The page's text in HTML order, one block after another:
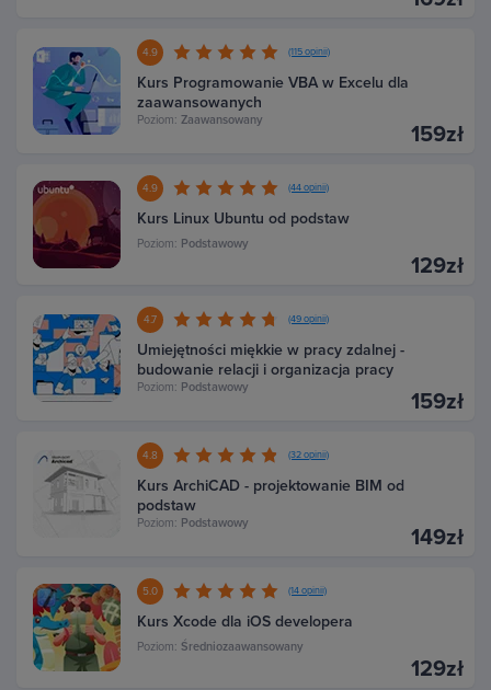
4.9 (115 opinii)
Kurs Programowanie VBA w Excelu dla
zaawansowanych
Poziom: Zaawansowany
159zł
4.9 (44 opinii)
Kurs Linux Ubuntu od podstaw
Poziom: Podstawowy
129zł
4.7 (49 opinii)
Umiejętności miękkie w pracy zdalnej -
budowanie relacji i organizacja pracy
Poziom: Podstawowy
159zł
4.8 (32 opinii)
Kurs ArchiCAD - projektowanie BIM od
podstaw
Poziom: Podstawowy
149zł
5.0 (14 opinii)
Kurs Xcode dla iOS developera
Poziom: Średniozaawansowany
129zł